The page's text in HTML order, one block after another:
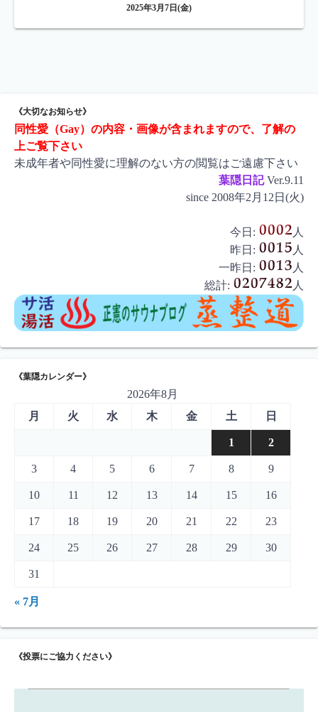
2025年3月7日(金)
《大切なお知らせ》
同性愛（Gay）の内容・画像が含まれますので、了解の
上ご覧下さい
未成年者や同性愛に理解のない方の閲覧はご遠慮下さい
葉隠日記Ver.9.11
since 2008年2月12日(火)
今日:
人
昨日:
人
一昨日:
人
総計:
人
《葉隠カレンダー》
2026年8月
月
火 水 木 金 土 日
1 2
3 4 5 6 7 8 9
10 11 12 13 14 15 16
17 18 19 20 21 22 23
24 25 26 27 28 29 30
31
« 7月
《投票にご協力ください》